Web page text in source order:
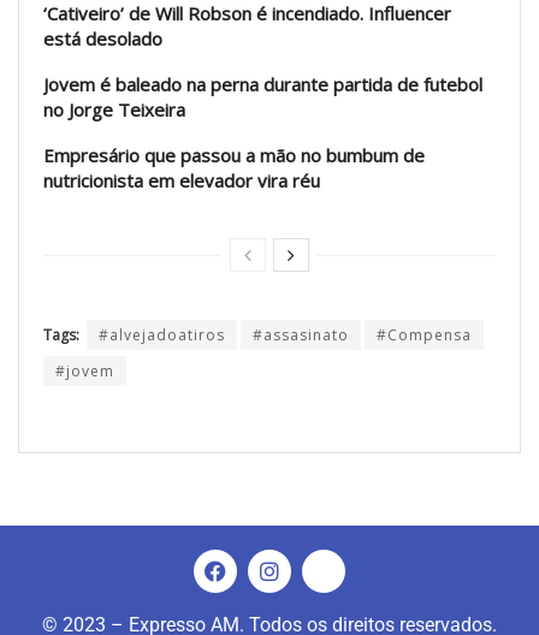
‘Cativeiro’ de Will Robson é incendiado. Influencer
está desolado
Jovem é baleado na perna durante partida de futebol
no Jorge Teixeira
Empresário que passou a mão no bumbum de
nutricionista em elevador vira réu
Tags: #alvejadoatiros #assasinato
#Compensa
#jovem
© 2023 – Expresso AM. Todos os direitos reservados.